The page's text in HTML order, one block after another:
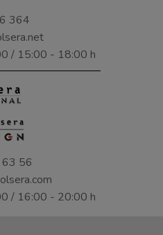
364
/ 15:00 - 18:00 h
56
/ 16:00 - 20:00 h